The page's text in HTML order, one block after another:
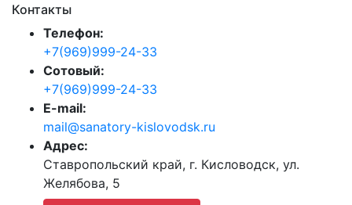
Контакты
Телефон:
+7(969)999-24-33
Сотовый:
+7(969)999-24-33
E-mail:
mail@sanatory-kislovodsk.ru
Адрес:
Ставропольский край, г. Кисловодск, ул.
Желябова, 5